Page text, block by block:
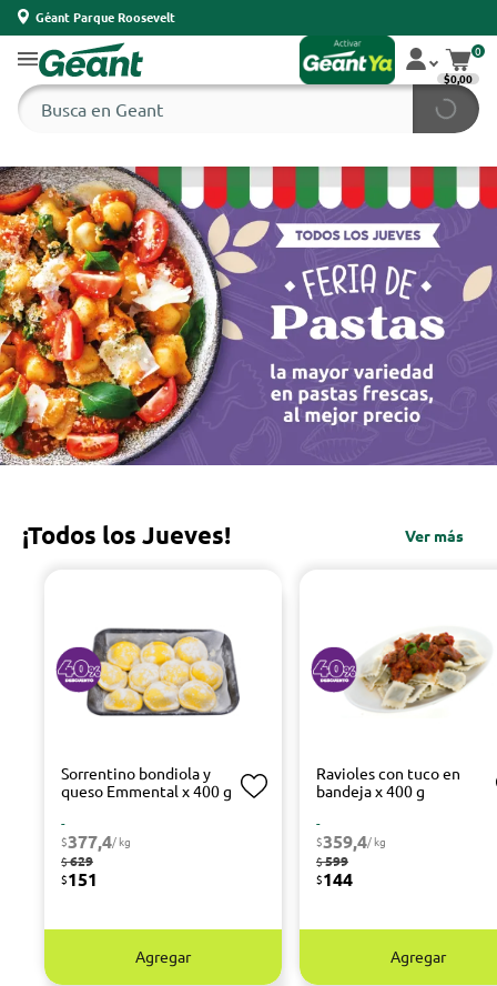
Géant Parque Roosevelt
0
$0,00
¡Todos los Jueves! Ver más
Sorrentino bondiola y
queso Emmental x 400 g
-
$377,4/ kg
$629
$151
Agregar
Ravioles con tuco en
bandeja x 400 g
-
$359,4/ kg
$599
$144
Agregar